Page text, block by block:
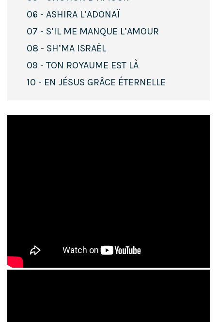
06 - ASHIRA L’ADONAÏ
07 - S’IL ME MANQUE L’AMOUR
08 - SH’MA ISRAËL
09 - TON ROYAUME EST LÀ
10 - EN JÉSUS GRÂCE ÉTERNELLE